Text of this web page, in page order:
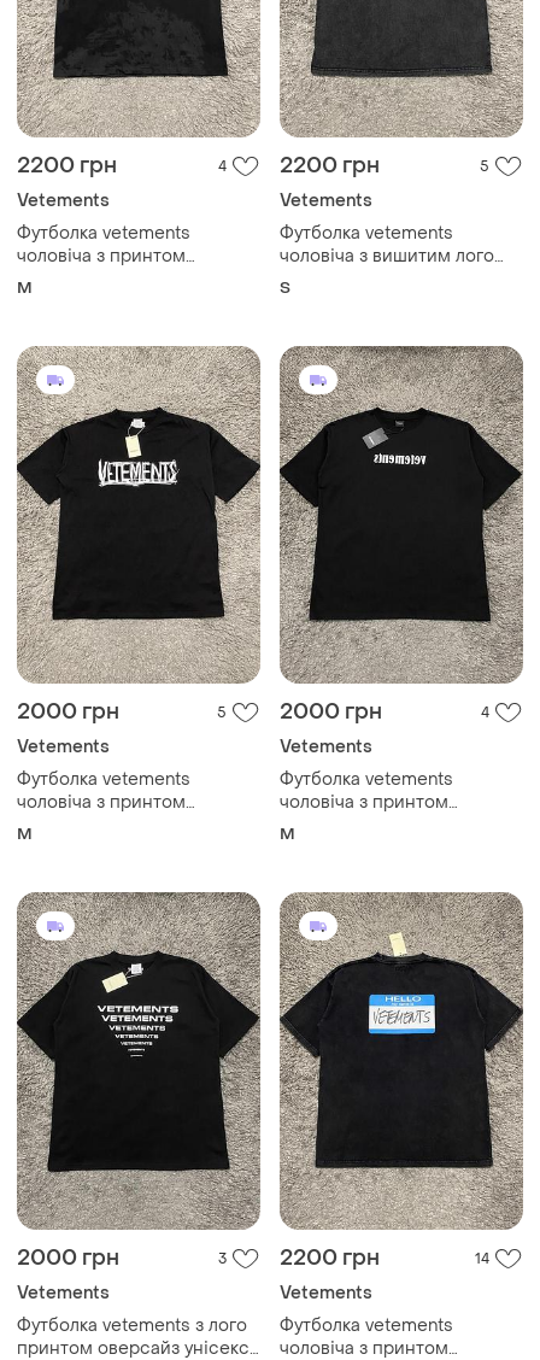
2200 грн 4
Vetements
Футболка vetements
чоловіча з принтом
оверсайз made in portugal
M
2200 грн 5
Vetements
Футболка vetements
чоловіча з вишитим лого
оверсайз made in portugal
S
2000 грн 5
Vetements
Футболка vetements
чоловіча з принтом
оверсайз made in portugal
M
2000 грн 4
Vetements
Футболка vetements
чоловіча з принтом
оверсайз унісекс
M
2000 грн 3
Vetements
Футболка vetements з лого
принтом оверсайз унісекс
2200 грн 14
Vetements
Футболка vetements
чоловіча з принтом